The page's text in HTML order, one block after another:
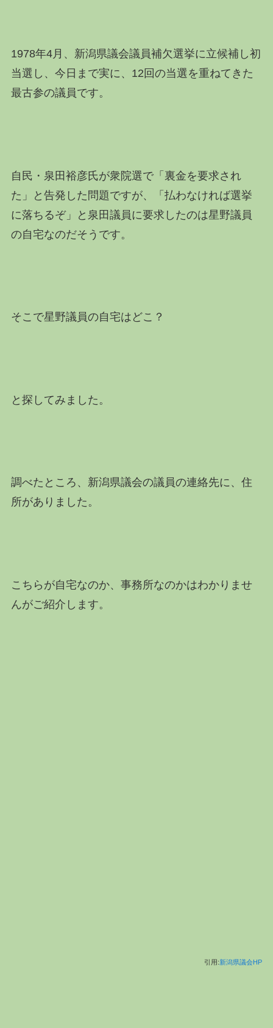
1978年4月、新潟県議会議員補欠選挙に立候補し初
当選し、今日まで実に、12回の当選を重ねてきた
最古参の議員です。
自民・泉田裕彦氏が衆院選で「裏金を要求され
た」と告発した問題ですが、「払わなければ選挙
に落ちるぞ」と泉田議員に要求したのは星野議員
の自宅なのだそうです。
そこで星野議員の自宅はどこ？
と探してみました。
調べたところ、新潟県議会の議員の連絡先に、住
所がありました。
こちらが自宅なのか、事務所なのかはわかりませ
んがご紹介します。
引用:新潟県議会HP